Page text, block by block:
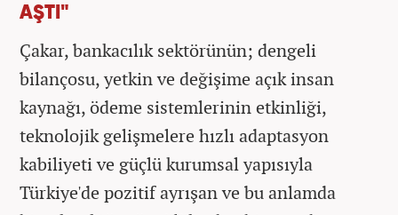
AŞTI"
Çakar, bankacılık sektörünün; dengeli
bilançosu, yetkin ve değişime açık insan
kaynağı, ödeme sistemlerinin etkinliği,
teknolojik gelişmelere hızlı adaptasyon
kabiliyeti ve güçlü kurumsal yapısıyla
Türkiye'de pozitif ayrışan ve bu anlamda